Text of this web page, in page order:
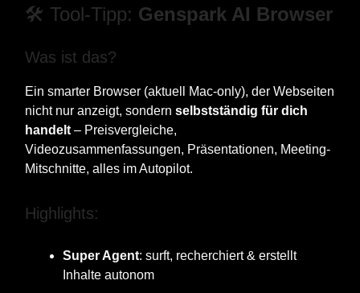
🛠️ Tool-Tipp: Genspark AI Browser
Was ist das?
Ein smarter Browser (aktuell Mac-only), der Webseiten
nicht nur anzeigt, sondern selbstständig für dich
handelt – Preisvergleiche,
Videozusammenfassungen, Präsentationen, Meeting-
Mitschnitte, alles im Autopilot.
Highlights:
Super Agent: surft, recherchiert & erstellt
Inhalte autonom